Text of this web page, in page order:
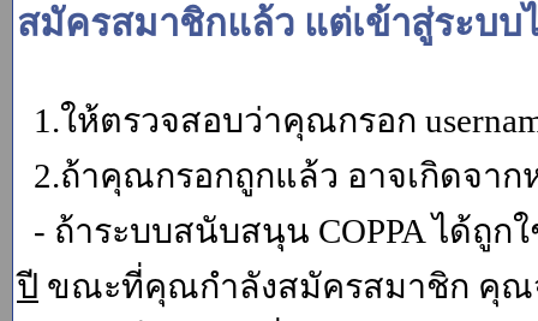
สมัครสมาชิกแล้ว แต่เข้าสู่ระบบ
1.ให้ตรวจสอบว่าคุณกรอก
2.ถ้าคุณกรอกถูกแล้ว อาจเกิดจาก
- ถ้าระบบสนับสนุน COPPA ได้ถู
ปี ขณะที่คุณกำลังสมัครสมาชิก คุ